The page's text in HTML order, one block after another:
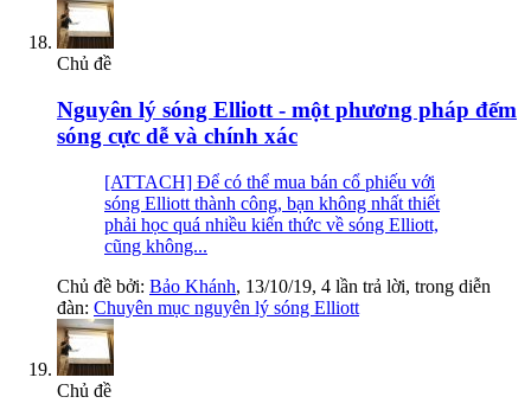
Chủ đề
Nguyên lý sóng Elliott - một phương pháp đếm
sóng cực dễ và chính xác
[ATTACH] Để có thể mua bán cổ phiếu với
sóng Elliott thành công, bạn không nhất thiết
phải học quá nhiều kiến thức về sóng Elliott,
cũng không...
Chủ đề bởi: Bảo Khánh, 13/10/19, 4 lần trả lời, trong diễn
đàn: Chuyên mục nguyên lý sóng Elliott
Chủ đề